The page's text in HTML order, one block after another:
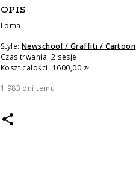
OPIS
Loma
Style: Newschool / Graffiti / Cartoon
Czas trwania: 2 sesje
Koszt całości: 1600,00 zł
1 983 dni temu